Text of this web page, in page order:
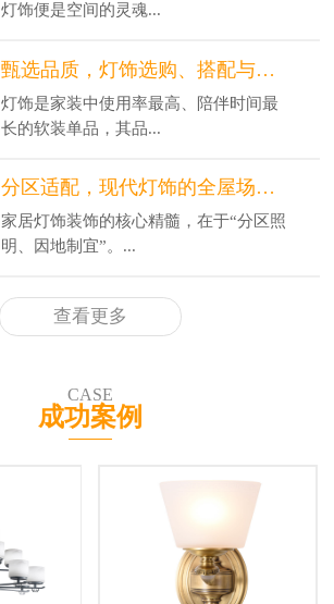
灯饰便是空间的灵魂...
甄选品质，灯饰选购、搭配与日常养护全攻略
灯饰是家装中使用率最高、陪伴时间最
长的软装单品，其品...
分区适配，现代灯饰的全屋场景装饰与实用设计
家居灯饰装饰的核心精髓，在于“分区照
明、因地制宜”。...
查看更多
CASE
成功案例